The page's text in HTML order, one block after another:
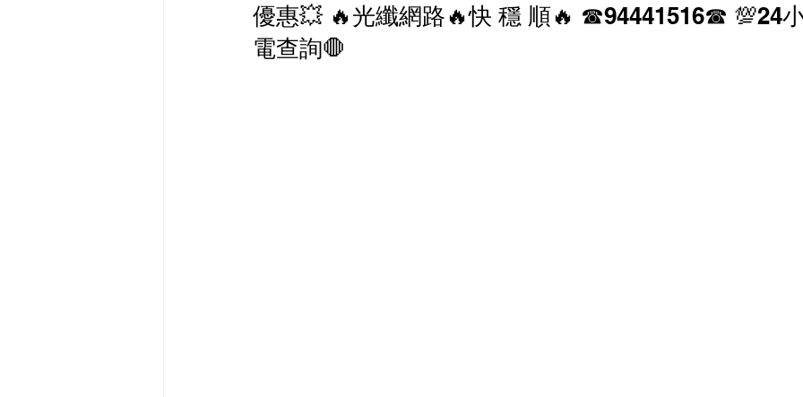
最新流動數據優惠 香港寬頻 優惠 NOW 優惠
優惠💥 🔥光纖網路🔥快 穩 順🔥 ☎94441516☎ 💯24
電查詢🛑